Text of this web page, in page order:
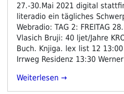
27.-30.Mai 2021 digital
literadio ein tägliches
Webradio: TAG 2: FREITAG
Vlasich Bruji: 40 ljet/Jahre
Buch. Knjiga. lex list 12
Irrweg Residenz 13:30
„Programm
Weiterlesen